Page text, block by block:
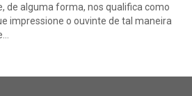
de alguma forma, nos qualifica como
impressione o ouvinte de tal maneira